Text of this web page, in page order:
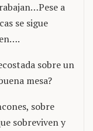
a
se sigue
sobre un
mesa?
sobre
sobreviven y